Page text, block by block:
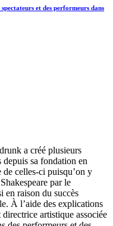
et des performeurs dans
a créé plusieurs
sa fondation en
de celles-ci puisqu’on y
par le
en raison du succès
À l’aide des explications
artistique associée